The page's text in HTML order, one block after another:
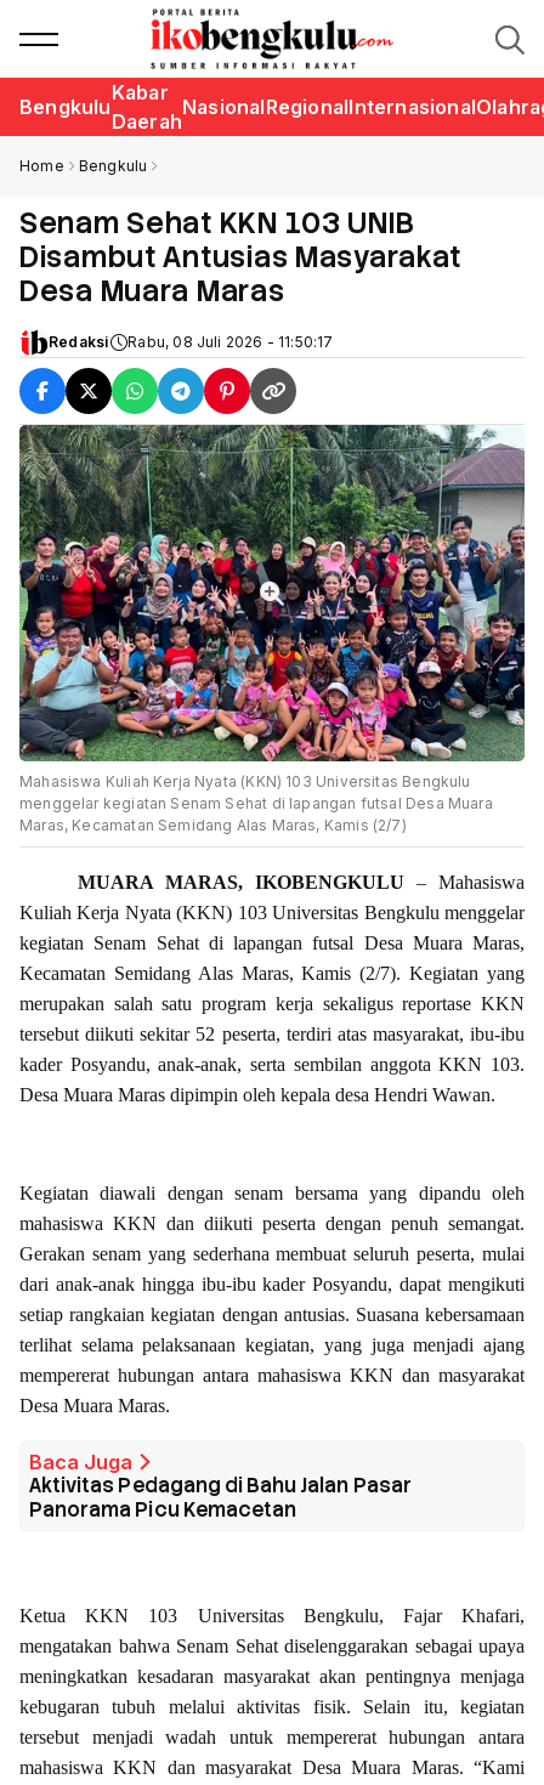
Bengkulu
Kabar
Daerah
NasionalRegionalInternasional
Home Bengkulu
Senam Sehat KKN 103 UNIB
Disambut Antusias Masyarakat
Desa Muara Maras
Redaksi Rabu, 08 Juli 2026 - 11:50:17
Mahasiswa Kuliah Kerja Nyata (KKN) 103 Universitas Bengkulu
menggelar kegiatan Senam Sehat di lapangan futsal Desa Muara
Maras, Kecamatan Semidang Alas Maras, Kamis (2/7)
MUARA MARAS, IKOBENGKULU – Mahasiswa
Kuliah Kerja Nyata (KKN) 103 Universitas Bengkulu menggelar
kegiatan Senam Sehat di lapangan futsal Desa Muara Maras,
Kecamatan Semidang Alas Maras, Kamis (2/7). Kegiatan yang
merupakan salah satu program kerja sekaligus reportase KKN
tersebut diikuti sekitar 52 peserta, terdiri atas masyarakat, ibu-ibu
kader Posyandu, anak-anak, serta sembilan anggota KKN 103.
Desa Muara Maras dipimpin oleh kepala desa Hendri Wawan.
Kegiatan diawali dengan senam bersama yang dipandu oleh
mahasiswa KKN dan diikuti peserta dengan penuh semangat.
Gerakan senam yang sederhana membuat seluruh peserta, mulai
dari anak-anak hingga ibu-ibu kader Posyandu, dapat mengikuti
setiap rangkaian kegiatan dengan antusias. Suasana kebersamaan
terlihat selama pelaksanaan kegiatan, yang juga menjadi ajang
mempererat hubungan antara mahasiswa KKN dan masyarakat
Desa Muara Maras.
Baca Juga
Aktivitas Pedagang di Bahu Jalan Pasar
Panorama Picu Kemacetan
Ketua KKN 103 Universitas Bengkulu, Fajar Khafari,
mengatakan bahwa Senam Sehat diselenggarakan sebagai upaya
meningkatkan kesadaran masyarakat akan pentingnya menjaga
kebugaran tubuh melalui aktivitas fisik. Selain itu, kegiatan
tersebut menjadi wadah untuk mempererat hubungan antara
mahasiswa KKN dan masyarakat Desa Muara Maras. “Kami